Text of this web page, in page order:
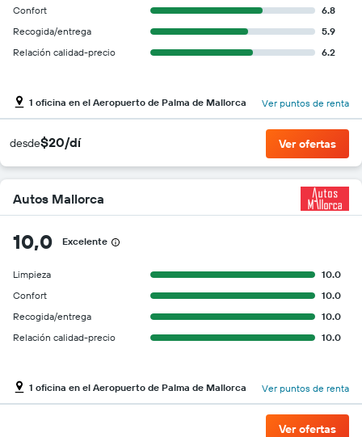
Confort
6.8
Recogida/entrega
5.9
Relación calidad-precio
6.2
1 oficina en el Aeropuerto de Palma de Mallorca Ver puntos de renta
desde$20/dí Ver ofertas
Autos Mallorca
10,0 Excelente
Limpieza
10.0
Confort
10.0
Recogida/entrega
10.0
Relación calidad-precio
10.0
1 oficina en el Aeropuerto de Palma de Mallorca Ver puntos de renta
Ver ofertas